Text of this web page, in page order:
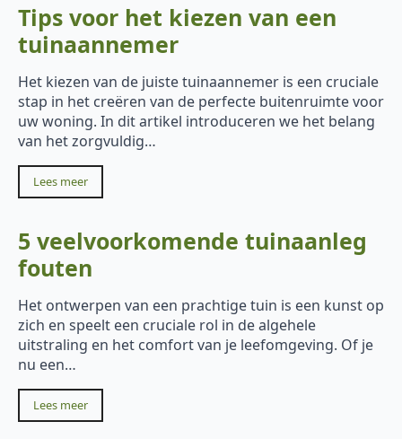
Tips voor het kiezen van een
tuinaannemer
Het kiezen van de juiste tuinaannemer is een cruciale
stap in het creëren van de perfecte buitenruimte voor
uw woning. In dit artikel introduceren we het belang
van het zorgvuldig…
Lees meer
5 veelvoorkomende tuinaanleg
fouten
Het ontwerpen van een prachtige tuin is een kunst op
zich en speelt een cruciale rol in de algehele
uitstraling en het comfort van je leefomgeving. Of je
nu een…
Lees meer